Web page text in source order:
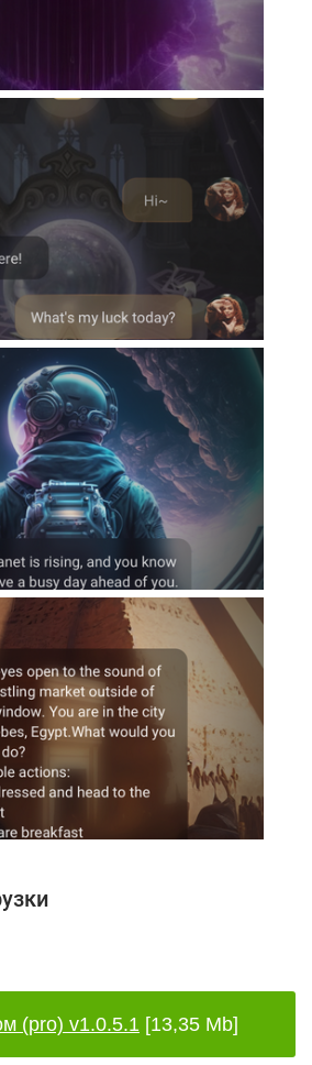
(pro) v1.0.5.1 [13,35 Mb]